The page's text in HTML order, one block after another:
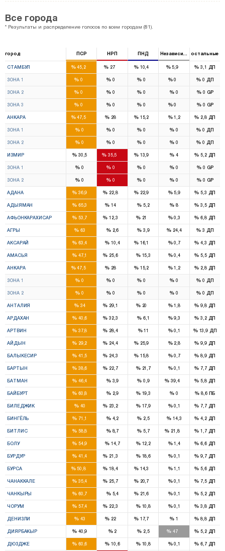
Все города
* Результаты и распределение голосов по всем городам (81).
город ПСР НРП ПНД Независимыйостальные
СТАМБУЛ %45,2
39
%27
22
%10,4
7
%5,9
2
% 3,1 ДП
ЗОНА 1 %0 %0 % 0 %0 %0 ДП
ЗОНА 2 %0 %0 % 0 % 0 %0 GP
ЗОНА 3 %0 %0 % 0 %0 %0 GP
АНКАРА %47,5 % 28 %15,2 %1,2 % 2,8 ДП
ЗОНА 1 % 0 %0 % 0 % 0 %0 ДП
ЗОНА 2 % 0 %0 % 0 % 0 %0 ДП
ИЗМИР %30,5 %35,5 %13,9 % 4 % 5,2 ДП
ЗОНА 1 % 0 %0 % 0 % 0 %0 GP
ЗОНА 2 % 0 %0 % 0 % 0 %0 GP
АДАНА %36,9 % 22,8 %22,9 %5,9 % 5,3 ДП
АДЫЯМАН %65,3 % 14 % 5,2 % 8 % 3,5 ДП
АФЬОНКАРАХИСАР %53,7 % 12,3 %21 %0,3 % 6,8 ДП
АГРЫ %63 %2,6 % 3,9 % 24,4 %3 ДП
АКСАРАЙ %63,4 % 10,4 %16,1 %0,7 % 4,3 ДП
АМАСЬЯ %47,1 % 25,6 %15,3 %0,4 % 5,5 ДП
АНКАРА %47,5 % 28 %15,2 %1,2 % 2,8 ДП
ЗОНА 1 % 0 %0 % 0 % 0 %0 ДП
ЗОНА 2 % 0 %0 % 0 % 0 %0 ДП
АНТАЛИЯ %34 % 29,1 %20 %1,8 % 9,8 ДП
АРДАХАН %40,6 % 32,3 % 6,1 %9,3 % 3,2 ДП
АРТВИН %37,8 % 28,4 %11 %0,1 %13,9 ДП
АЙДЫН %29,2 % 24,4 %25,9 %2,8 % 9,9 ДП
БАЛЫКЕСИР %41,5 % 24,3 %15,8 %0,7 % 8,9 ДП
БАРТЫН %38,6 % 22,7 %21,7 %0,1 % 7,7 ДП
БАТМАН %46,4 %3,9 % 0,9 % 39,4 % 5,8 ДП
БАЙБУРТ %60,8 %2,9 %19,3 % 0 % 8,6 ПБ
БИЛЕДЖИК %40 % 23,2 %17,9 %0,1 % 7,7 ДП
БИНГЁЛЬ %71,1 %4,2 % 2,5 % 14,3 % 4,2 ДП
БИТЛИС %58,8 %8,7 % 5,7 % 21,8 % 1,7 ДП
БОЛУ %54,9 % 14,7 %12,2 %1,4 % 6,6 ДП
БУРДУР %41,4 % 21,3 %18,6 %0,1 % 9,7 ДП
БУРСА %50,8 % 18,4 %14,3 %1,1 % 5,6 ДП
ЧАНАККАЛЕ %35,4 % 25,7 %20,7 %0,1 % 7,5 ДП
ЧАНКЫРЫ %60,7 %5,4 %21,6 %0,1 % 5,2 ДП
ЧОРУМ %57,4 % 22,3 %10,8 %0,1 % 3,8 ДП
ДЕНИЗЛИ %43 % 22 %17,7 % 1 % 8,8 ДП
ДИЯРБАКЫР %40,9 %2 % 2,5 % 47 % 5,2 ДП
ДЮЗДЖЕ %60,6 % 10,6 %10,8 %0,1 % 6,7 ДП